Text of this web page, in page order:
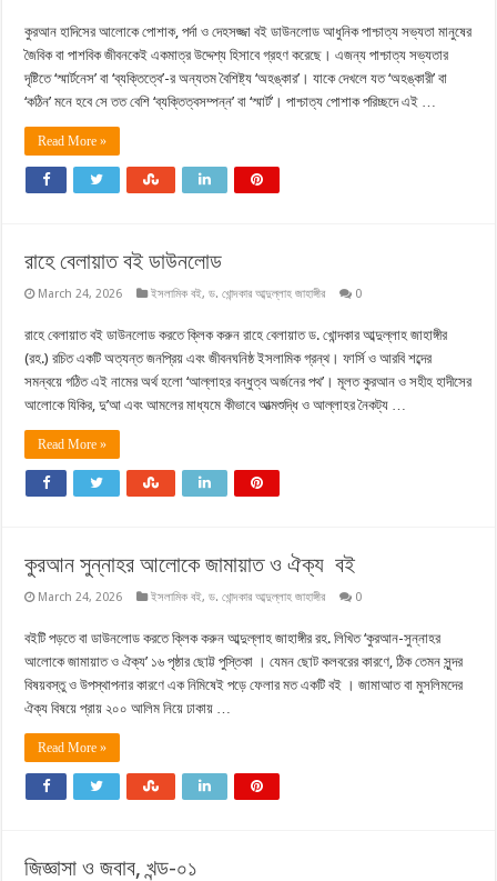
কুরআন হাদিসের আলোকে পোশাক, পর্দা ও দেহসজ্জা বই ডাউনলোড আধুনিক পাশ্চাত্য সভ্যতা মানুষের
জৈবিক বা পাশবিক জীবনকেই একমাত্র উদ্দেশ্য হিসাবে গ্রহণ করেছে। এজন্য পাশ্চাত্য সভ্যতার
দৃষ্টিতে ‘স্মার্টনেস’ বা ‘ব্যক্তিত্বে’-র অন্যতম বৈশিষ্ট্য ‘অহঙ্কার’। যাকে দেখলে যত ‘অহঙ্কারী’ বা
‘কঠিন’ মনে হবে সে তত বেশি ‘ব্যক্তিত্বসম্পন্ন’ বা ‘স্মার্ট’। পাশ্চাত্য পোশাক পরিচ্ছদে এই …
Read More »
রাহে বেলায়াত বই ডাউনলোড
March 24, 2026 ইসলামিক বই,ড. খোন্দকার আব্দুল্লাহ জাহাঙ্গীর 0
রাহে বেলায়াত বই ডাউনলোড করতে ক্লিক করুন রাহে বেলায়াত ড. খোন্দকার আব্দুল্লাহ জাহাঙ্গীর
(রহ.) রচিত একটি অত্যন্ত জনপ্রিয় এবং জীবনঘনিষ্ঠ ইসলামিক গ্রন্থ। ফার্সি ও আরবি শব্দের
সমন্বয়ে গঠিত এই নামের অর্থ হলো ‘আল্লাহর বন্ধুত্ব অর্জনের পথ’। মূলত কুরআন ও সহীহ হাদীসের
আলোকে যিকির, দু’আ এবং আমলের মাধ্যমে কীভাবে আত্মশুদ্ধি ও আল্লাহর নৈকট্য …
Read More »
কুরআন সুন্নাহর আলোকে জামায়াত ও ঐক্য বই
March 24, 2026 ইসলামিক বই,ড. খোন্দকার আব্দুল্লাহ জাহাঙ্গীর 0
বইটি পড়তে বা ডাউনলোড করতে ক্লিক করুন আব্দুল্লাহ জাহাঙ্গীর রহ. লিখিত ‘কুরআন-সুন্নাহর
আলোকে জামায়াত ও ঐক্য’ ১৬ পৃষ্ঠার ছোট্ট পুস্তিকা । যেমন ছোট কলবরের কারণে, ঠিক তেমন সুন্দর
বিষয়বস্তু ও উপস্থাপনার কারণে এক নিমিষেই পড়ে ফেলার মত একটি বই । জামাআত বা মুসলিমদের
ঐক্য বিষয়ে প্রায় ২০০ আলিম নিয়ে ঢাকায় …
Read More »
জিজ্ঞাসা ও জবাব, খন্ড-০১